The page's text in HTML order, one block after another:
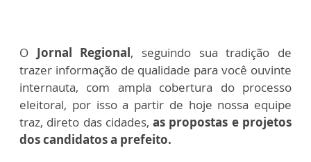
O Jornal Regional, seguindo sua tradição de
trazer informação de qualidade para você ouvinte
internauta, com ampla cobertura do processo
eleitoral, por isso a partir de hoje nossa equipe
traz, direto das cidades,as propostas e projetos
dos candidatos a prefeito.